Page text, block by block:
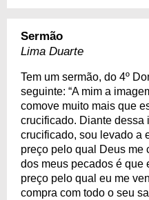
Sermão
Lima Duarte
Tem um sermão, do 4º
seguinte: “A mim a
comove muito mais que
crucificado. Diante dessa
crucificado, sou levado a
preço pelo qual Deus me
dos meus pecados é que
preço pelo qual eu me
compra com todo o seu